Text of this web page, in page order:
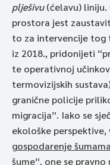
plješivu(ćelavu) liniju.
prostora jest
to za intervencije tog
iz 2018., pridonijeti
te operativnoj
termovizijskih
granične policije
migracija”. Iako se
ekološke
gospodarenje
šume“, one se